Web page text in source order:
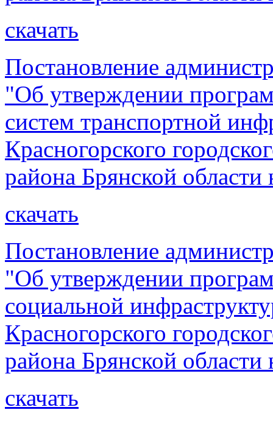
скачать
Постановление
"Об утверждении
систем транспортной
Красногорского
района Брянской
скачать
Постановление
"Об утверждении
социальной
Красногорского
района Брянской
скачать